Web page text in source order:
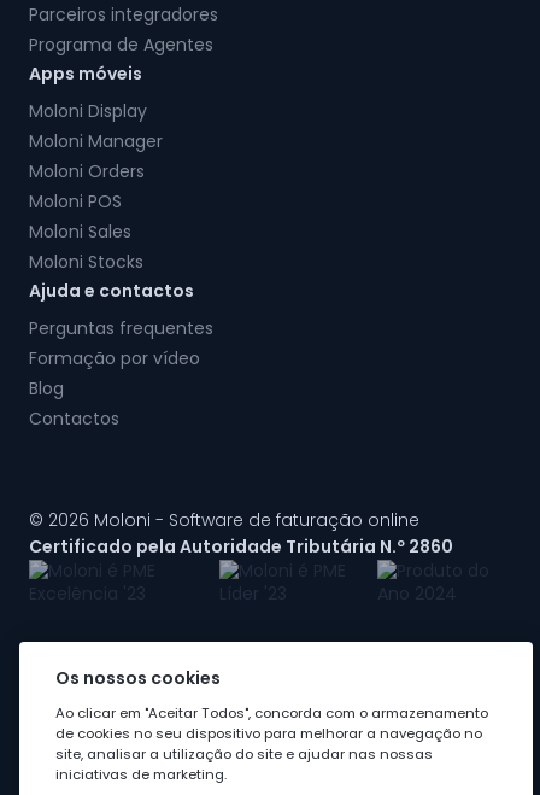
Parceiros integradores
Programa de Agentes
Apps móveis
Moloni Display
Moloni Manager
Moloni Orders
Moloni POS
Moloni Sales
Moloni Stocks
Ajuda e contactos
Perguntas frequentes
Formação por vídeo
Blog
Contactos
© 2026 Moloni - Software de faturação online
Certificado pela Autoridade Tributária N.º 2860
A Moloni faz parte dogrupo Visma
Os nossos cookies
Ao clicar em "Aceitar Todos", concorda com o armazenamento
de cookies no seu dispositivo para melhorar a navegação no
site, analisar a utilização do site e ajudar nas nossas
iniciativas de marketing.